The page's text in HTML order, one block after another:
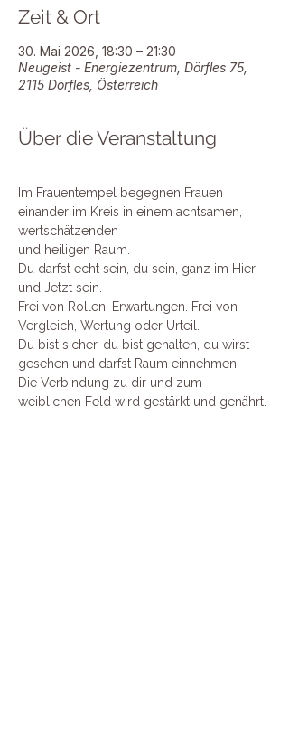
Zeit & Ort
30. Mai 2026, 18:30 – 21:30
Neugeist - Energiezentrum, Dörfles 75,
2115 Dörfles, Österreich
Über die Veranstaltung
Im Frauentempel begegnen Frauen
einander im Kreis in einem achtsamen,
wertschätzenden
und heiligen Raum.
Du darfst echt sein, du sein, ganz im Hier
und Jetzt sein.
Frei von Rollen, Erwartungen. Frei von
Vergleich, Wertung oder Urteil.
Du bist sicher, du bist gehalten, du wirst
gesehen und darfst Raum einnehmen.
Die Verbindung zu dir und zum
weiblichen Feld wird gestärkt und genährt.